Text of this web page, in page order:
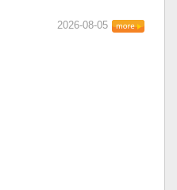
2026-08-05